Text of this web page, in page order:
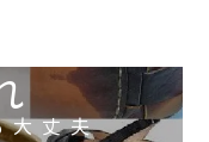
大丈夫